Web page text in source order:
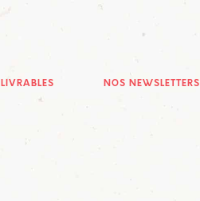
LIVRABLES NOS NEWSLETTERS